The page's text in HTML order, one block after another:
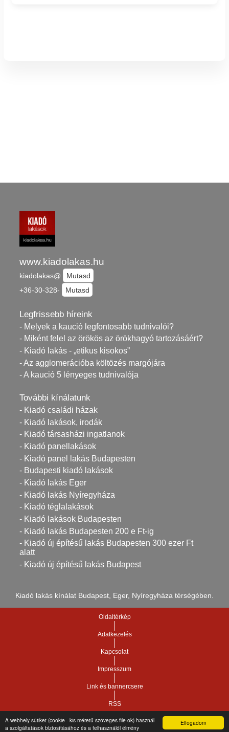
Elfogadom
A webhely sütiket (cookie - kis méretű szöveges file-ok) használ
a szolgáltatások biztosításához és a felhasználói élmény
www.kiadolakas.hu
kiadolakas@
Mutasd
+36-30-328-
Mutasd
Legfrissebb híreink
- Melyek a kaució legfontosabb tudnivalói?
- Miként felel az örökös az örökhagyó tartozásáért?
- Kiadó lakás - „etikus kisokos”
- Az agglomerációba költözés margójára
- A kaució 5 lényeges tudnivalója
További kínálatunk
- Kiadó családi házak
- Kiadó lakások, irodák
- Kiadó társasházi ingatlanok
- Kiadó panellakások
- Kiadó panel lakás Budapesten
- Budapesti kiadó lakások
- Kiadó lakás Eger
- Kiadó lakás Nyíregyháza
- Kiadó téglalakások
- Kiadó lakások Budapesten
- Kiadó lakás Budapesten 200 e Ft-ig
- Kiadó új építésű lakás Budapesten 300 ezer Ft
alatt
- Kiadó új építésű lakás Budapest
Kiadó lakás kínálat Budapest, Eger, Nyíregyháza térségében.
Oldaltérkép
Adatkezelés
Kapcsolat
Impresszum
Link és bannercsere
RSS
Copyright © 2021.Vár-Köz Kft. - Ingatlan nyilvántartó, ügyviteli és